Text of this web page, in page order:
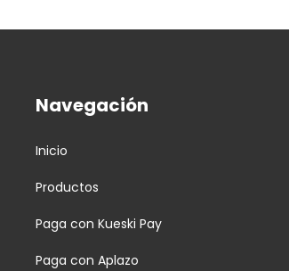
Navegación
Inicio
Productos
Paga con Kueski Pay
Paga con Aplazo